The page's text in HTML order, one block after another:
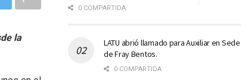
la
0 COMPARTIDA
LATU abrió llamado para Auxiliar en Sede
de Fray Bentos.
0 COMPARTIDA